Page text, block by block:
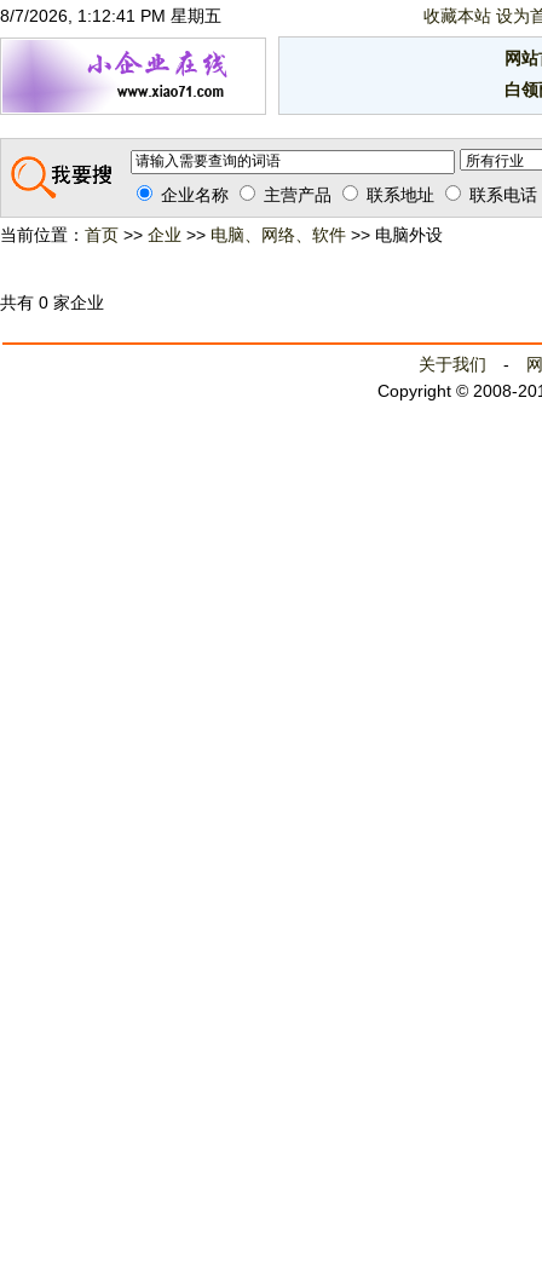
8/7/2026, 1:12:42 PM 星期五 收藏本站 设为
网
白
企业名称 主营产品 联系地址 联系电话
当前位置： 首页 >> 企业 >> 电脑、网络、软件 >> 电脑外设
共有 0 家企业
关于我们 -
Copyright © 2008-